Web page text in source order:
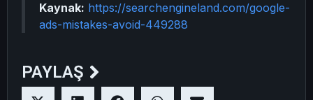
Kaynak: https://searchengineland.com/google-
ads-mistakes-avoid-449288
PAYLAŞ